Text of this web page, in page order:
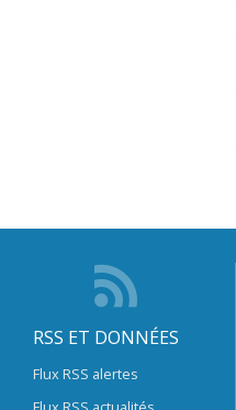
RSS ET DONNÉES
Flux RSS alertes